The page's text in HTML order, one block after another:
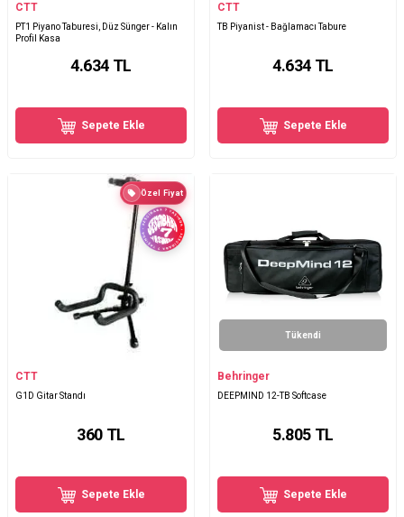
CTT
PT1 Piyano Taburesi, Düz Sünger - Kalın
Profil Kasa
4.634 TL
Sepete Ekle
CTT
TB Piyanist - Bağlamacı Tabure
4.634 TL
Sepete Ekle
Özel Fiyat
CTT
G1D Gitar Standı
360 TL
Sepete Ekle
Tükendi
Behringer
DEEPMIND 12-TB Softcase
5.805 TL
Sepete Ekle